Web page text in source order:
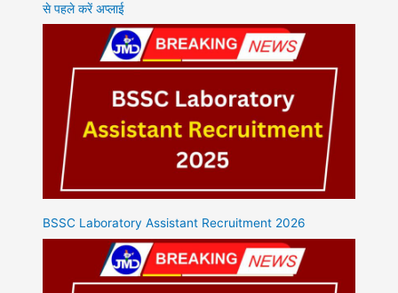
से पहले करें अप्लाई
BSSC Laboratory Assistant Recruitment 2026